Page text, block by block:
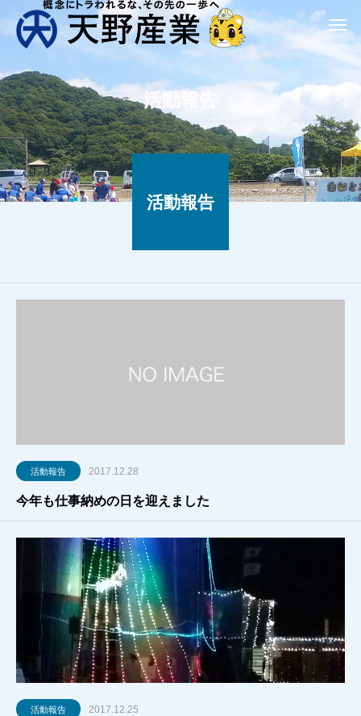
活動報告
活動報告
活動報告 2017.12.28
今年も仕事納めの日を迎えました
活動報告 2017.12.25